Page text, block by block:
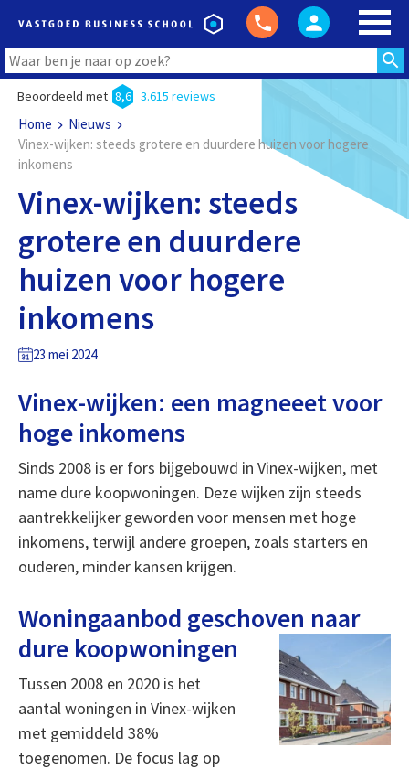
Beoordeeld met 8,6 3.615 reviews
Home
Nieuws
Vinex-wijken: steeds grotere en duurdere huizen voor hogere
inkomens
Vinex-wijken: steeds
grotere en duurdere
huizen voor hogere
inkomens
23 mei 2024
Vinex-wijken: een magneeet voor
hoge inkomens
Sinds 2008 is er fors bijgebouwd in Vinex-wijken, met
name dure koopwoningen. Deze wijken zijn steeds
aantrekkelijker geworden voor mensen met hoge
inkomens, terwijl andere groepen, zoals starters en
ouderen, minder kansen krijgen.
Woningaanbod geschoven naar
dure koopwoningen
Tussen 2008 en 2020 is het
aantal woningen in Vinex-wijken
met gemiddeld 38%
toegenomen. De focus lag op